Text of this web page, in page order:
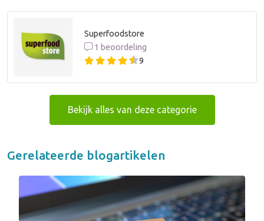
Superfoodstore
1 beoordeling
9
Bekijk alles van deze categorie
Gerelateerde blogartikelen